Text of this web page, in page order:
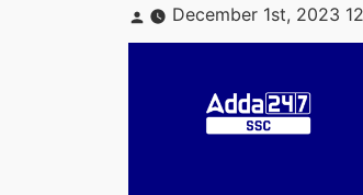
Posted
by
December 1st, 2023